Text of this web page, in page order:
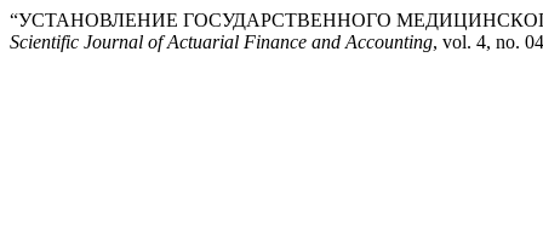
“УСТАНОВЛЕНИЕ ГОСУДАРСТВЕННОГО
Scientific Journal of Actuarial Finance and Accounting, vol. 4, no.